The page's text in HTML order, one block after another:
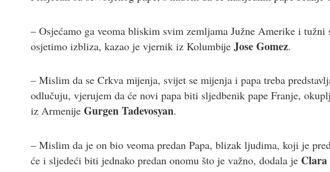
– Osjećamo ga veoma bliskim svim zemljama Južne Amerike i tužni
osjetimo izbliza, kazao je vjernik iz Kolumbije Jose Gomez.
– Mislim da se Crkva mijenja, svijet se mijenja i papa treba
odlučuju, vjerujem da će novi papa biti sljedbenik pape Franje,
iz Armenije Gurgen Tadevosyan.
– Mislim da je on bio veoma predan Papa, blizak ljudima, koji je
će i sljedeći biti jednako predan onomu što je važno, dodala je